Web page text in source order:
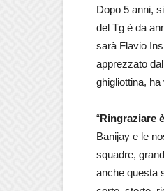
Dopo 5 anni,
del Tg è da
sarà Flavio
apprezzato
ghigliottina,
“Ringraziare
Banijay e le
squadre,
anche questa